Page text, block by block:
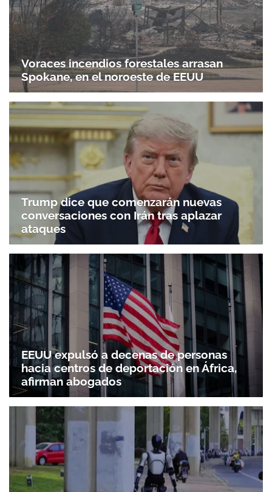
Voraces incendios forestales arrasan
Spokane, en el noroeste de EEUU
Trump dice que comenzarán nuevas
conversaciones con Irán tras aplazar
ataques
EEUU expulsó a decenas de personas
hacia centros de deportación en África,
afirman abogados